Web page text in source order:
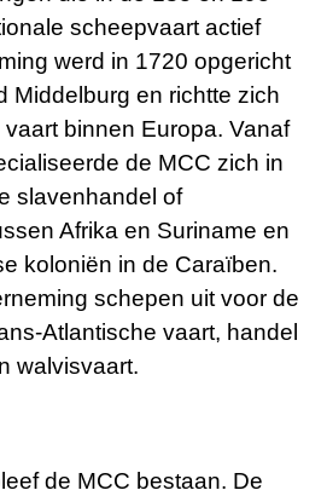
scheepvaart actief
werd in 1720 opgericht
Middelburg en richtte zich
binnen Europa. Vanaf
de MCC zich in
slavenhandel of
Afrika en Suriname en
koloniën in de Caraïben.
schepen uit voor de
Atlantische vaart, handel
walvisvaart.
de MCC bestaan. De